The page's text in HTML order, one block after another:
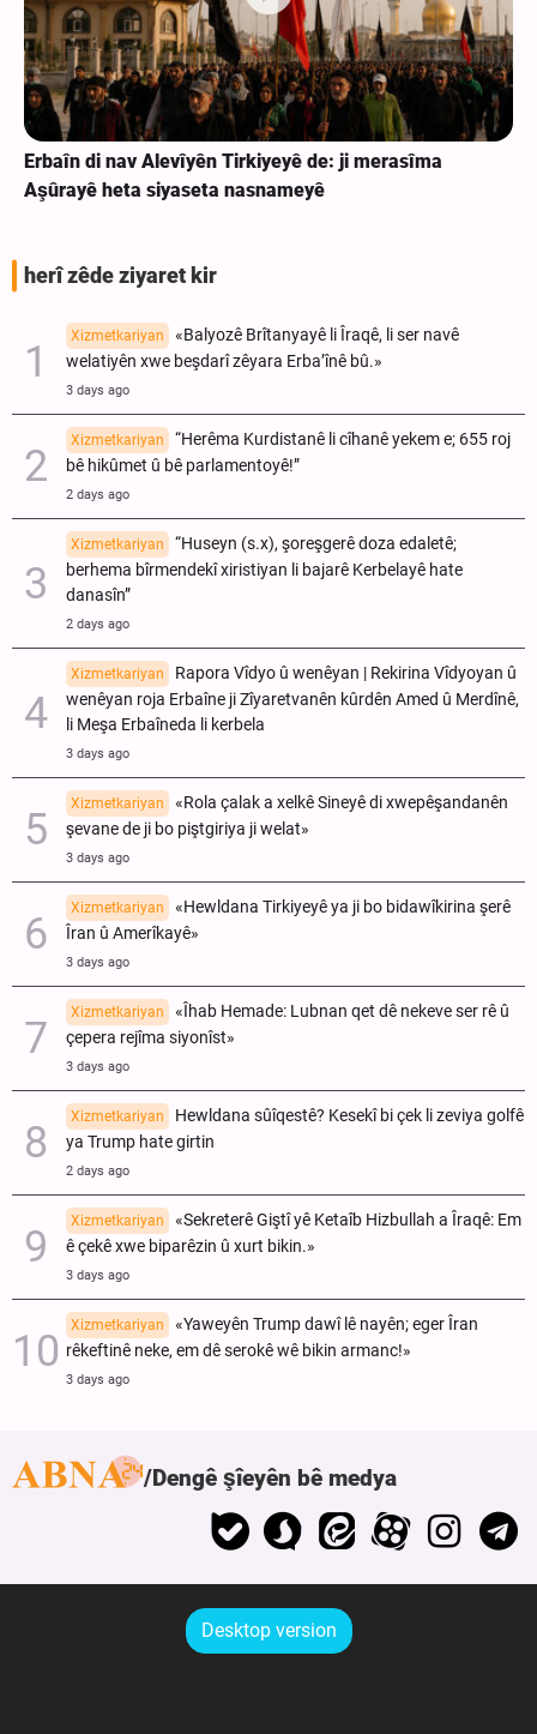
Erbaîn di nav Alevîyên Tirkiyeyê de: ji merasîma
Aşûrayê heta siyaseta nasnameyê
herî zêde ziyaret kir
Xizmetkariyan
«Balyozê Brîtanyayê li Îraqê, li ser navê
welatiyên xwe beşdarî zêyara Erba’înê bû.»
3 days ago
Xizmetkariyan
“Herêma Kurdistanê li cîhanê yekem e; 655 roj
bê hikûmet û bê parlamentoyê!”
2 days ago
Xizmetkariyan
“Huseyn (s.x), şoreşgerê doza edaletê;
berhema bîrmendekî xiristiyan li bajarê Kerbelayê hate
danasîn”
2 days ago
Xizmetkariyan
Rapora Vîdyo û wenêyan | Rekirina Vîdyoyan û
wenêyan roja Erbaîne ji Zîyaretvanên kûrdên Amed û Merdînê,
li Meşa Erbaîneda li kerbela
3 days ago
Xizmetkariyan
«Rola çalak a xelkê Sineyê di xwepêşandanên
şevane de ji bo piştgiriya ji welat»
3 days ago
Xizmetkariyan
«Hewldana Tirkiyeyê ya ji bo bidawîkirina şerê
Îran û Amerîkayê»
3 days ago
Xizmetkariyan
«Îhab Hemade: Lubnan qet dê nekeve ser rê û
çepera rejîma siyonîst»
3 days ago
Xizmetkariyan
Hewldana sûîqestê? Kesekî bi çek li zeviya golfê
ya Trump hate girtin
2 days ago
Xizmetkariyan
«Sekreterê Giştî yê Ketaîb Hizbullah a Îraqê: Em
ê çekê xwe biparêzin û xurt bikin.»
3 days ago
Xizmetkariyan
«Yaweyên Trump dawî lê nayên; eger Îran
rêkeftinê neke, em dê serokê wê bikin armanc!»
3 days ago
Dengê şîeyên bê medya
Desktop version